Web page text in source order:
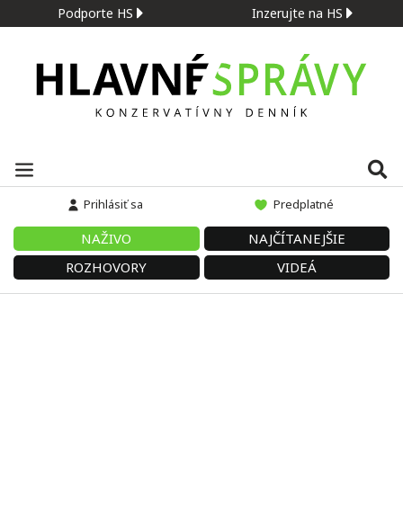
Podporte HS Inzerujte na HS
Prihlásiť sa Predplatné
NAŽIVO
NAJČÍTANEJŠIE
ROZHOVORY
VIDEÁ